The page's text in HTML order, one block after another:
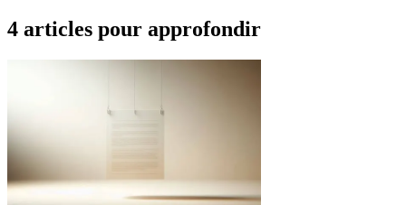
4 articles pour approfondir